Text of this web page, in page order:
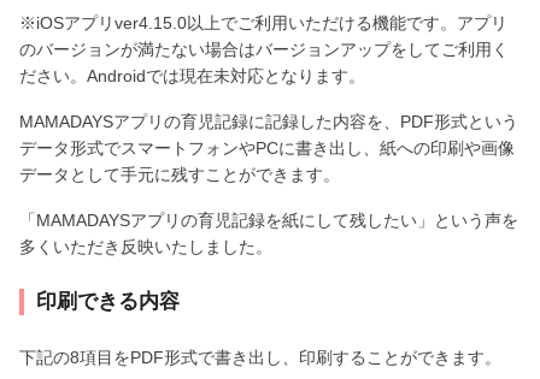
※iOSアプリver4.15.0以上でご利用いただける機能です。アプリ
のバージョンが満たない場合はバージョンアップをしてご利用く
ださい。Androidでは現在未対応となります。
MAMADAYSアプリの育児記録に記録した内容を、PDF形式という
データ形式でスマートフォンやPCに書き出し、紙への印刷や画像
データとして手元に残すことができます。
「MAMADAYSアプリの育児記録を紙にして残したい」という声を
多くいただき反映いたしました。
印刷できる内容
下記の8項目をPDF形式で書き出し、印刷することができます。